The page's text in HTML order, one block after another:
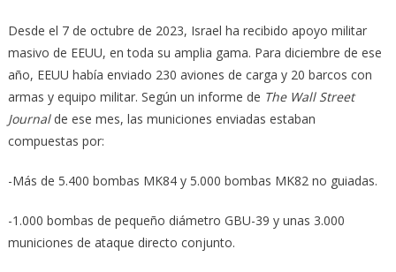
Desde el 7 de octubre de 2023, Israel ha recibido apoyo militar
masivo de EEUU, en toda su amplia gama. Para diciembre de ese
año, EEUU había enviado 230 aviones de carga y 20 barcos con
armas y equipo militar. Según un informe de The Wall Street
Journalde ese mes, las municiones enviadas estaban
compuestas por:
-Más de 5.400 bombas MK84 y 5.000 bombas MK82 no guiadas.
-1.000 bombas de pequeño diámetro GBU-39 y unas 3.000
municiones de ataque directo conjunto.